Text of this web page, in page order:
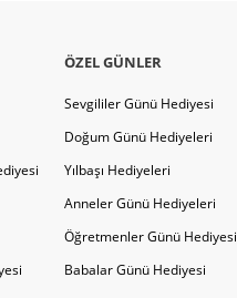
ÖZEL GÜNLER
Sevgililer Günü Hediyesi
Doğum Günü Hediyeleri
Yılbaşı Hediyeleri
Anneler Günü Hediyeleri
Öğretmenler Günü Hediyesi
Babalar Günü Hediyesi